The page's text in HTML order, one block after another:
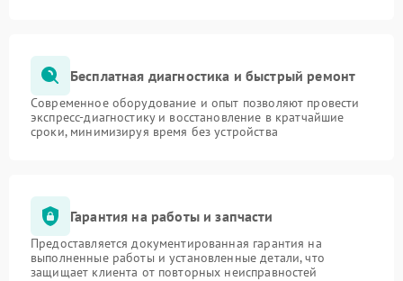
Бесплатная диагностика и быстрый ремонт
Современное оборудование и опыт позволяют провести
экспресс-диагностику и восстановление в кратчайшие
сроки, минимизируя время без устройства
Гарантия на работы и запчасти
Предоставляется документированная гарантия на
выполненные работы и установленные детали, что
защищает клиента от повторных неисправностей